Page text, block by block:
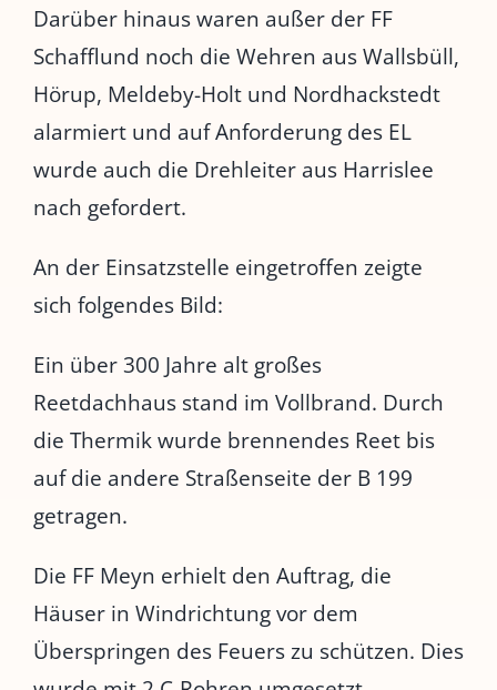
Darüber hinaus waren außer der FF
Schafflund noch die Wehren aus Wallsbüll,
Hörup, Meldeby-Holt und Nordhackstedt
alarmiert und auf Anforderung des EL
wurde auch die Drehleiter aus Harrislee
nach gefordert.
An der Einsatzstelle eingetroffen zeigte
sich folgendes Bild:
Ein über 300 Jahre alt großes
Reetdachhaus stand im Vollbrand. Durch
die Thermik wurde brennendes Reet bis
auf die andere Straßenseite der B 199
getragen.
Die FF Meyn erhielt den Auftrag, die
Häuser in Windrichtung vor dem
Überspringen des Feuers zu schützen. Dies